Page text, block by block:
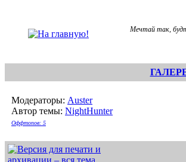
Мечтай так,
Модераторы: Auster
Автор темы: NightHunter
Оффтопов: 5